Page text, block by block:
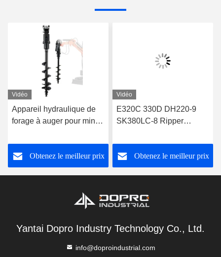
Vidéo
Appareil hydraulique de
forage à auger pour mini-
45" de profondeur
Obtenez le meilleur prix
Vidéo
E320C 330D DH220-9
SK380LC-8 Ripper
hydraulique Vibro Ripper
Obtenez le meilleur prix
Yantai Dopro Industry Technology Co., Ltd.
info@doproindustrial.com